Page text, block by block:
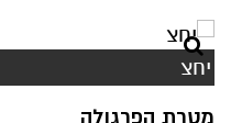
יחצ
מטרת הפרגולה